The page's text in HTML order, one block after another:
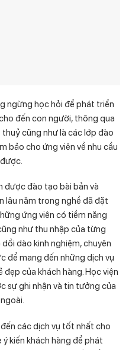
ngừng học hỏi để phát triển
đến con người, thông qua
cũng như là các lớp đào
bảo cho ứng viên về nhu cầu
được đào tạo bài bản và
lâu năm trong nghề đã đặt
ứng viên có tiềm năng
như thu nhập của từng
dào kinh nghiệm, chuyên
để mang đến những dịch vụ
của khách hàng. Học viện
sự ghi nhận và tin tưởng của
các dịch vụ tốt nhất cho
kiến khách hàng để phát